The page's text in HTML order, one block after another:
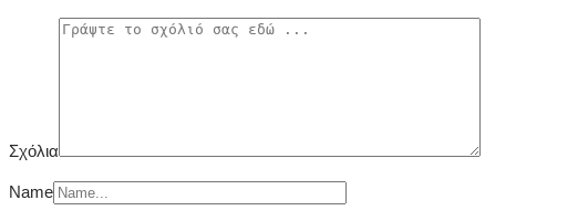
Σχόλια
Name